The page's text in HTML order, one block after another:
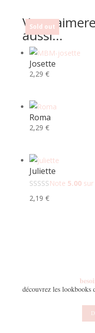
Vous
aussi…
Sold out
Josette
2,29 €
Sold out
Roma
2,29 €
Juliette
Note 5.00sur
2,19 €
découvrez les